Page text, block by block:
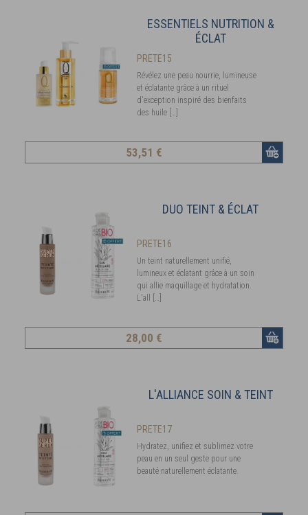
ESSENTIELS NUTRITION &
ÉCLAT
PRETE15
Révélez une peau nourrie, lumineuse
et éclatante grâce à un rituel
d'exception inspiré des bienfaits
des huile […]
53,51 €
DUO TEINT & ÉCLAT
PRETE16
Un teint naturellement unifié,
lumineux et éclatant grâce à un soin
qui allie maquillage et hydratation.
L'all […]
28,00 €
L'ALLIANCE SOIN & TEINT
PRETE17
Hydratez, unifiez et sublimez votre
peau en un seul geste pour une
beauté naturellement éclatante.